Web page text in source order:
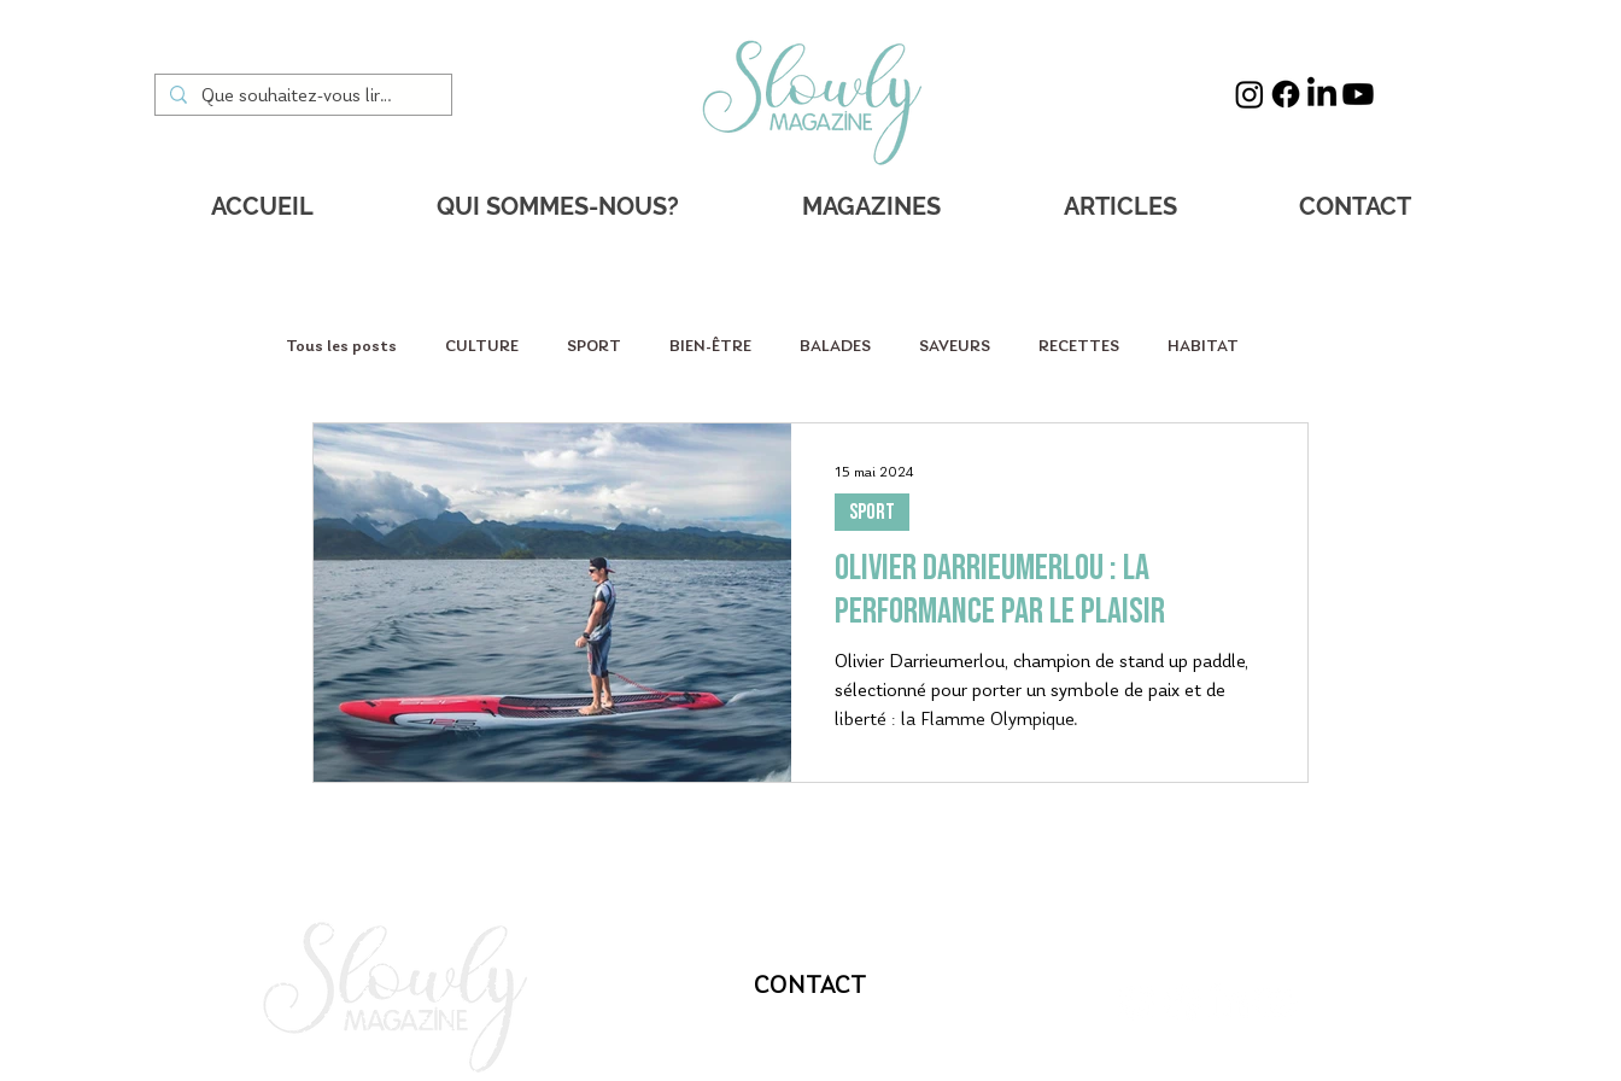
ACCUEIL QUI SOMMES-NOUS? MAGAZINES ARTICLES CONTACT
Tous les posts CULTURE SPORT BIEN-ÊTRE BALADES SAVEURS RECETTES HABITAT
DÉCOUVERTES PORTRAITS SHOPPING Sportifs
Service à la personne SORTIES
Olivier Darrieumerlou : La
performance par le plaisir
Olivier Darrieumerlou, champion de stand up paddle,
sélectionné pour porter un symbole de paix et de
liberté : la Flamme Olympique.
SPORT
15 mai 2024
CONTACT